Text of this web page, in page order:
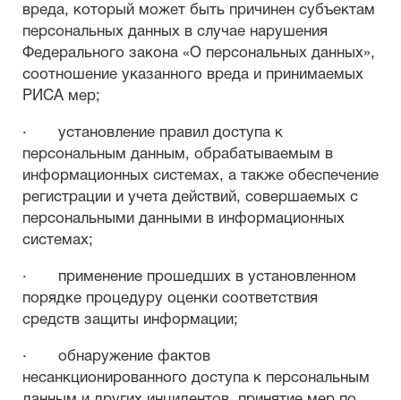
вреда, который может быть причинен субъектам
персональных данных в случае нарушения
Федерального закона «О персональных данных»,
соотношение указанного вреда и принимаемых
РИСА мер;
· установление правил доступа к
персональным данным, обрабатываемым в
информационных системах, а также обеспечение
регистрации и учета действий, совершаемых с
персональными данными в информационных
системах;
· применение прошедших в установленном
порядке процедуру оценки соответствия
средств защиты информации;
· обнаружение фактов
несанкционированного доступа к персональным